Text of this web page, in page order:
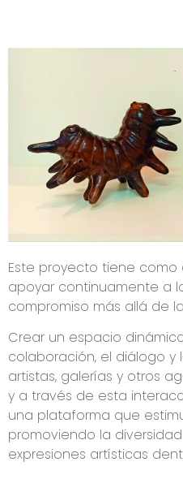
Este proyecto tiene
apoyar continuamente a
compromiso más allá de
Crear un espacio
colaboración, el diálogo
artistas, galerías y otros
y a través de esta
una plataforma que
promoviendo la
expresiones artísticas